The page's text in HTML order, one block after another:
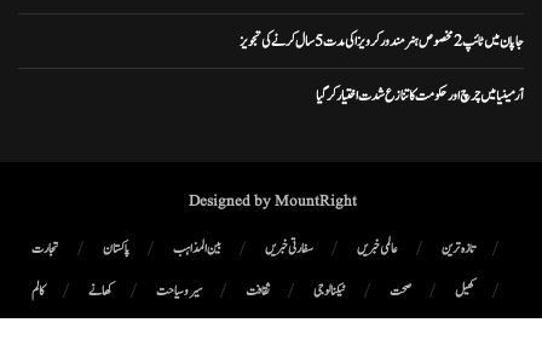
جاپان میں ٹائپ 2 مخصوص ہنر مند ورکر ویزا کی مدت 5 سال کرنے کی تجویز
آرمینیا میں چرچ اور حکومت کا تنازع شدت اختیار کر گیا
Designed by MountRight
تازہ ترین عالمی خبریں سفارتی خبریں بین المذاہب پاکستان
تجارت
کھیل
صحت ٹیکنالوجی ثقافت سیر و سیاحت کھانے
کالم